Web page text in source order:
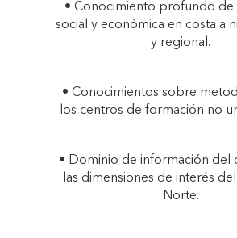
• Conocimiento profundo de
social y económica en costa a
y regional.
• Conocimientos sobre
los centros de formación no
• Dominio de información del
las dimensiones de interés
Norte.